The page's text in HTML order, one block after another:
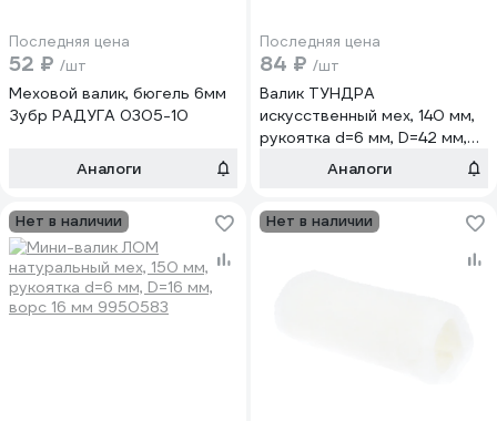
Последняя цена
52 ₽ /шт
Меховой валик, бюгель 6мм
Зубр РАДУГА 0305-10
Аналоги
Последняя цена
84 ₽ /шт
Валик ТУНДРА
искусственный мех, 140 мм,
рукоятка d=6 мм, D=42 мм,
ворс 12 мм 2841263
Аналоги
Нет в наличии Нет в наличии